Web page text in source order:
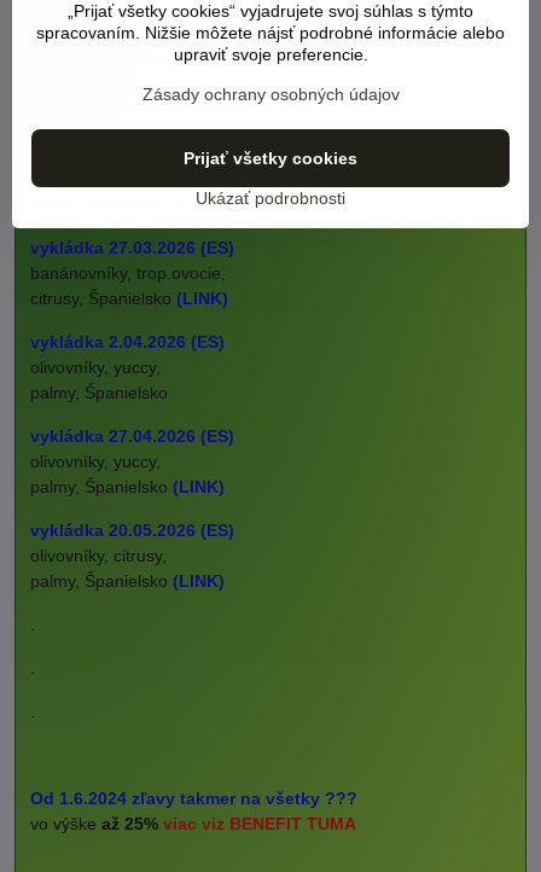
Nový tovar rastlín 2026:
vykládka 09.03.2026 (IT)
palmy trachycarpus fortunei,
(LINK)
vykládka 20.03.2026 (ES)
olivovníky, yuccy, figovníky,
(LINK)
vykládka 27.03.2026 (ES)
banánovníky, trop.ovocie,
citrusy, Španielsko (LINK)
vykládka 2.04.2026 (ES)
olivovníky, yuccy,
palmy, Španielsko
vykládka 27.04.2026 (ES)
olivovníky, yuccy,
palmy, Španielsko (LINK)
vykládka 20.05.2026 (ES)
olivovníky, citrusy,
palmy, Španielsko (LINK)
Od 1.6.2024 zľavy takmer na všetky ???
vo výške až 25% viac viz BENEFIT TUMA
„Prijať všetky cookies“ vyjadrujete svoj súhlas s týmto
spracovaním. Nižšie môžete nájsť podrobné informácie alebo
upraviť svoje preferencie.
Zásady ochrany osobných údajov
Ukázať podrobnosti
Prijať všetky cookies